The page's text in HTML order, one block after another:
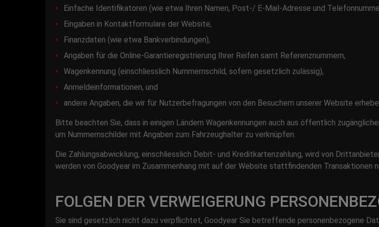
Einfache Identifikatoren (wie etwa Ihren Namen, Post-/ E-Mail-Adresse und
Eingaben in Kontaktformulare der Website,
Finanzdaten (wie etwa Bankverbindungen),
Angaben für die Online-Garantieregistrierung Ihrer Reifen samt Referenznummern,
Wagenkennung (einschliesslich Nummernschild, sofern gesetzlich zulässig),
Anmeldeinformationen, und
andere Angaben, die wir für Nutzerbefragungen von den Besuchern unserer Website
Bitte beachten Sie, dass in einigen Ländern Wagenkennungen auch aus öffentlich
um Nummernschilder mit Angaben zum Fahrzeughalter zu verknüpfen.
Die Zahlungsabwicklung, einschliesslich Debit- und Kreditkartenzahlung, wird von
werden von Goodyear im Zusammenhang mit auf der Website stattfindenden Transaktionen
FOLGEN DER VERWEIGERUNG
Sie sind gesetzlich nicht dazu verpflichtet, Goodyear Sie betreffende personenbezogene